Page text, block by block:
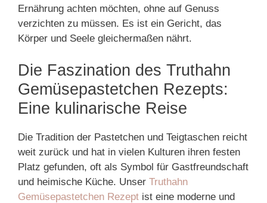
Ernährung achten möchten, ohne auf Genuss
verzichten zu müssen. Es ist ein Gericht, das
Körper und Seele gleichermaßen nährt.
Die Faszination des Truthahn
Gemüsepastetchen Rezepts:
Eine kulinarische Reise
Die Tradition der Pastetchen und Teigtaschen reicht
weit zurück und hat in vielen Kulturen ihren festen
Platz gefunden, oft als Symbol für Gastfreundschaft
und heimische Küche. Unser Truthahn
Gemüsepastetchen Rezept ist eine moderne und